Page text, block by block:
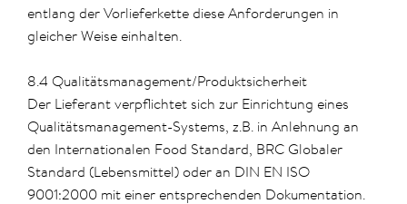
entlang der Vorlieferkette diese Anforderungen in
gleicher Weise einhalten.
8.4 Qualitätsmanagement/Produktsicherheit
Der Lieferant verpflichtet sich zur Einrichtung eines
Qualitätsmanagement-Systems, z.B. in Anlehnung an
den Internationalen Food Standard, BRC Globaler
Standard (Lebensmittel) oder an DIN EN ISO
9001:2000 mit einer entsprechenden Dokumentation.